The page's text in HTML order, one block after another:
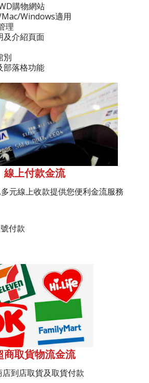
購物網站
Windows適用
理
及介紹頁面
別
部落格功能
線上付款金流
元線上收款提供您便利金流服務
付款
商取貨物流金流
到店取貨及取貨付款